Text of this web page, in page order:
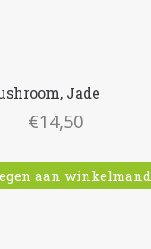
Jade
€14,50
aan winkelmand